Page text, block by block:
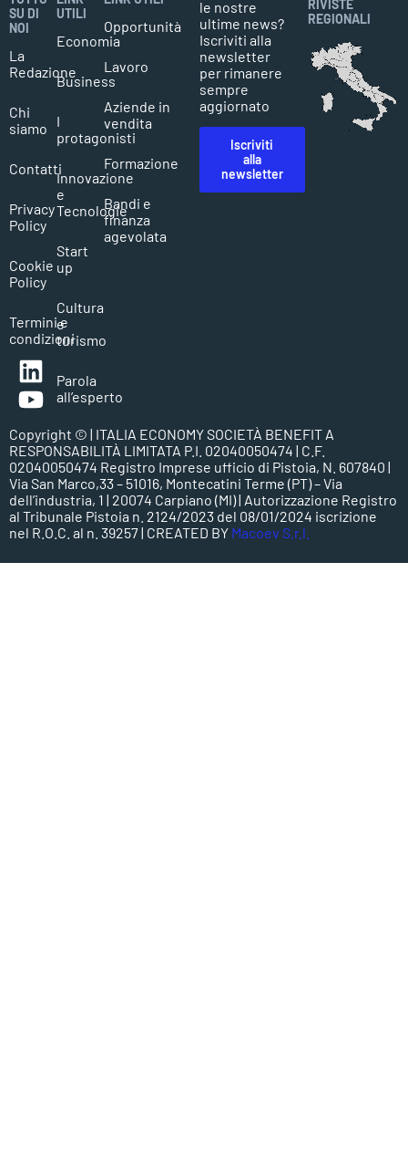
SU DI
NOI
La
Redazione
Chi
siamo
Contatti
Privacy
Policy
Cookie
Policy
Termini e
condizioni
UTILI
Economia
Business
I
protagonisti
Innovazione
e
Tecnologie
Start
up
Cultura
e
turismo
Parola
all’esperto
Opportunità
Lavoro
Aziende in
vendita
Formazione
Bandi e
finanza
agevolata
le nostre
ultime news?
Iscriviti alla
newsletter
per rimanere
sempre
aggiornato
Iscriviti
alla
newsletter
RIVISTE
REGIONALI
Copyright © | ITALIA ECONOMY SOCIETÀ BENEFIT A
RESPONSABILITÀ LIMITATA P.I. 02040050474 | C.F.
02040050474 Registro Imprese ufficio di Pistoia, N. 607840 |
Via San Marco,33 – 51016, Montecatini Terme (PT) – Via
dell’industria, 1 | 20074 Carpiano (MI) | Autorizzazione Registro
al Tribunale Pistoia n. 2124/2023 del 08/01/2024 iscrizione
nel R.O.C. al n. 39257 | CREATED BY Macoev S.r.l.